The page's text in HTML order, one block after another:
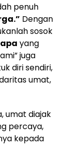
penuh
Dengan
sosok
yang
juga
diri sendiri,
umat,
umat diajak
percaya,
kepada